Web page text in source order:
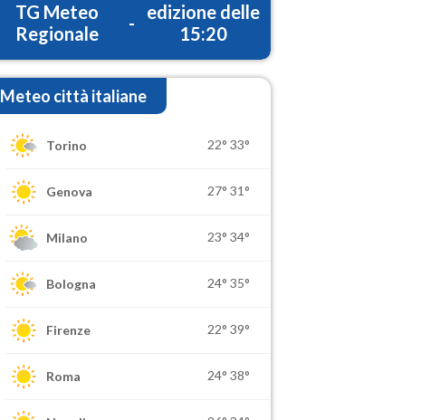
TG Meteo
Regionale
-
edizione delle
15:20
Meteo città italiane
Torino 22° 33°
Genova 27° 31°
Milano 23° 34°
Bologna 24° 35°
Firenze 22° 39°
Roma 24° 38°